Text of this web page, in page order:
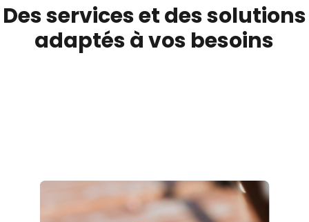
Des services et des solutions
adaptés à vos besoins